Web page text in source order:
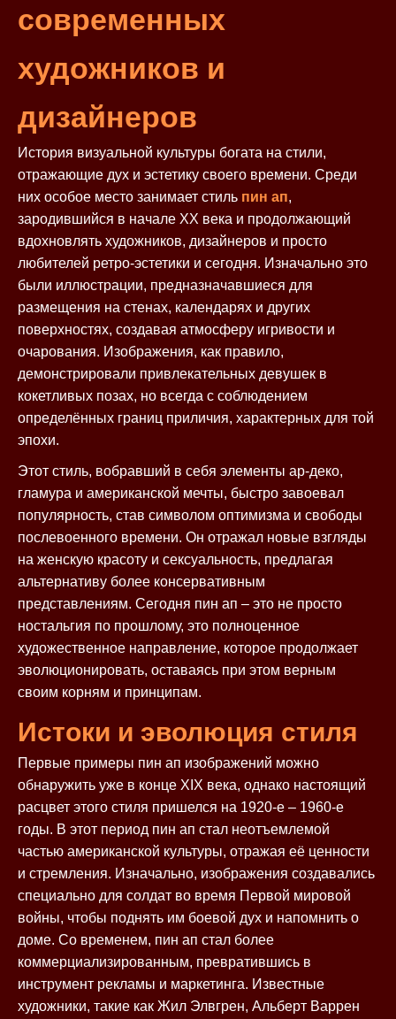
современных
художников и
дизайнеров
История визуальной культуры богата на стили,
отражающие дух и эстетику своего времени. Среди
них особое место занимает стиль пин ап,
зародившийся в начале XX века и продолжающий
вдохновлять художников, дизайнеров и просто
любителей ретро-эстетики и сегодня. Изначально это
были иллюстрации, предназначавшиеся для
размещения на стенах, календарях и других
поверхностях, создавая атмосферу игривости и
очарования. Изображения, как правило,
демонстрировали привлекательных девушек в
кокетливых позах, но всегда с соблюдением
определённых границ приличия, характерных для той
эпохи.
Этот стиль, вобравший в себя элементы ар-деко,
гламура и американской мечты, быстро завоевал
популярность, став символом оптимизма и свободы
послевоенного времени. Он отражал новые взгляды
на женскую красоту и сексуальность, предлагая
альтернативу более консервативным
представлениям. Сегодня пин ап – это не просто
ностальгия по прошлому, это полноценное
художественное направление, которое продолжает
эволюционировать, оставаясь при этом верным
своим корням и принципам.
Истоки и эволюция стиля
Первые примеры пин ап изображений можно
обнаружить уже в конце XIX века, однако настоящий
расцвет этого стиля пришелся на 1920-е – 1960-е
годы. В этот период пин ап стал неотъемлемой
частью американской культуры, отражая её ценности
и стремления. Изначально, изображения создавались
специально для солдат во время Первой мировой
войны, чтобы поднять им боевой дух и напомнить о
доме. Со временем, пин ап стал более
коммерциализированным, превратившись в
инструмент рекламы и маркетинга. Известные
художники, такие как Жил Элвгрен, Альберт Варрен